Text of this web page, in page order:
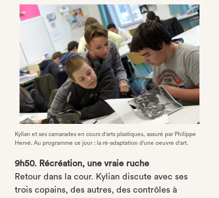
Kylian et ses camarades en cours d'arts plastiques, assuré par Philippe
Hervé. Au programme ce jour : la ré-adaptation d'une oeuvre d'art.
9h50. Récréation, une vraie ruche
Retour dans la cour. Kylian discute avec ses
trois copains, des autres, des contrôles à